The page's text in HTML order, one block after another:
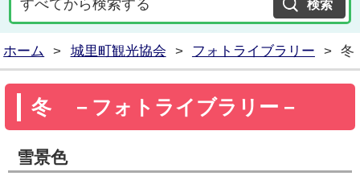
ホーム > 城里町観光協会 > フォトライブラリー > 冬
冬 －フォトライブラリー－
雪景色